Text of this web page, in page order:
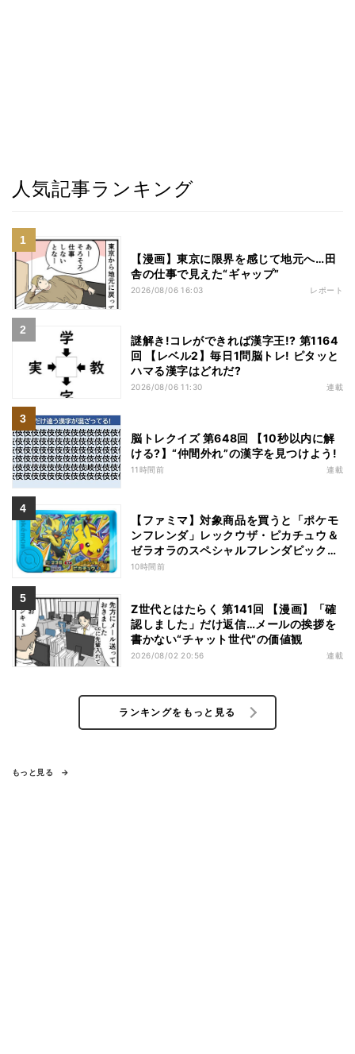
人気記事ランキング
【漫画】東京に限界を感じて地元へ…田
舎の仕事で見えた“ギャップ”
2026/08/06 16:03 レポート
謎解き!コレができれば漢字王!? 第1164
回 【レベル2】毎日1問脳トレ! ピタッと
ハマる漢字はどれだ?
2026/08/06 11:30 連載
脳トレクイズ 第648回 【10秒以内に解
ける?】“仲間外れ”の漢字を見つけよう!
11時間前 連載
【ファミマ】対象商品を買うと「ポケモ
ンフレンダ」レックウザ・ピカチュウ＆
ゼラオラのスペシャルフレンダピックが
もらえるキャンペーン
10時間前
Z世代とはたらく 第141回 【漫画】「確
認しました」だけ返信…メールの挨拶を
書かない“チャット世代”の価値観
2026/08/02 20:56 連載
ランキングをもっと見る
もっと見る